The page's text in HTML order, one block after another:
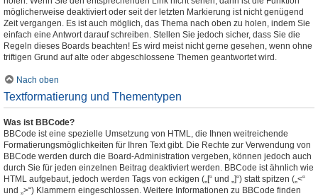
möglicherweise deaktiviert oder seit der letzten Markierung ist nicht genügend
Zeit vergangen. Es ist auch möglich, das Thema nach oben zu holen, indem Sie
einfach eine Antwort darauf schreiben. Stellen Sie jedoch sicher, dass Sie die
Regeln dieses Boards beachten! Es wird meist nicht gerne gesehen, wenn ohne
triftigen Grund auf alte oder abgeschlossene Themen geantwortet wird.
Nach oben
Textformatierung und Thementypen
Was ist BBCode?
BBCode ist eine spezielle Umsetzung von HTML, die Ihnen weitreichende
Formatierungsmöglichkeiten für Ihren Text gibt. Die Rechte zur Verwendung von
BBCode werden durch die Board-Administration vergeben, können jedoch auch
durch Sie für jeden einzelnen Beitrag deaktiviert werden. BBCode ist ähnlich wie
HTML aufgebaut, jedoch werden Tags von eckigen („[“ und „]“) statt spitzen („<“
und „>“) Klammern eingeschlossen. Weitere Informationen zu BBCode finden